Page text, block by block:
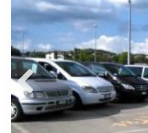
Previ